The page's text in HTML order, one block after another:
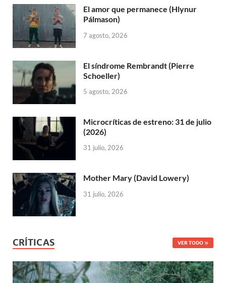
El amor que permanece (Hlynur
Pálmason)
7 agosto, 2026
El síndrome Rembrandt (Pierre
Schoeller)
5 agosto, 2026
Microcríticas de estreno: 31 de julio
(2026)
31 julio, 2026
Mother Mary (David Lowery)
31 julio, 2026
CRÍTICAS VER TODO